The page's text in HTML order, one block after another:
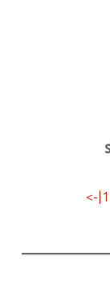
<-| 1